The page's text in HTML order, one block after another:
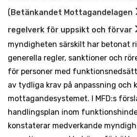
(Betänkandet Mottagandelagen
regelverk för uppsikt och förvar
myndigheten särskilt har betonat
generella regler, sanktioner och
för personer med
av tydliga krav på anpassning och
mottagandesystemet. I MFD:s
handlingsplan inom
konstaterar medverkande